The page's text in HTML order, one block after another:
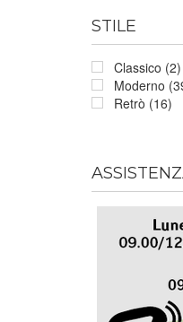
STILE
Classico (2)
Moderno
Retrò (16)